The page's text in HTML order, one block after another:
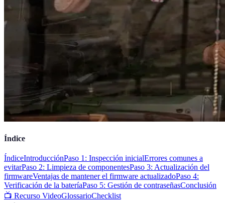
Índice
ÍndiceIntroducciónPaso 1: Inspección inicialErrores comunes a
evitarPaso 2: Limpieza de componentesPaso 3: Actualización del
firmwareVentajas de mantener el firmware actualizadoPaso 4:
Verificación de la bateríaPaso 5: Gestión de contraseñasConclusión
📺 Recurso VideoGlossarioChecklist